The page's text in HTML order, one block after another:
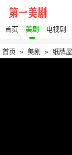
首页 美剧 电视剧
首页 » 美剧 » 纸牌